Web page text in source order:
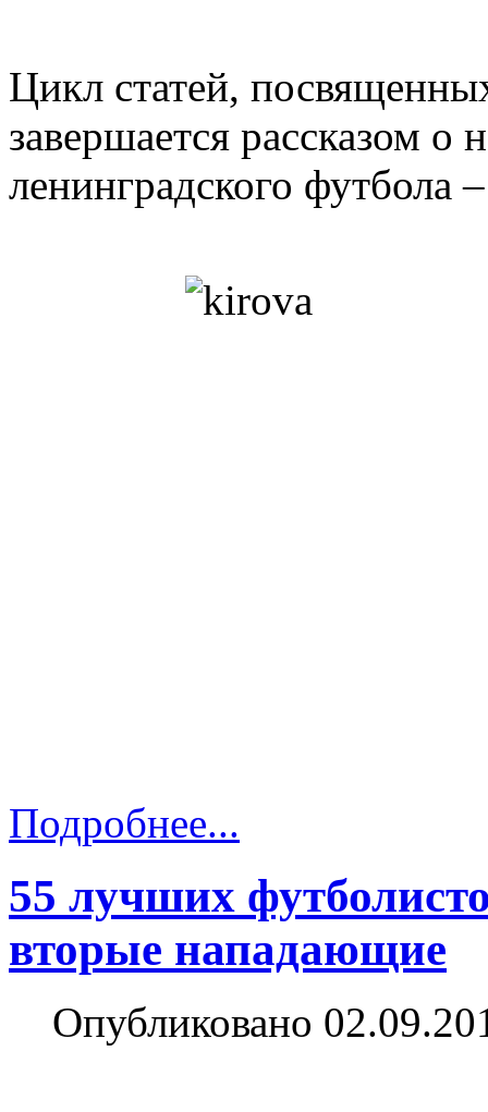
Цикл статей,
завершается рассказом о
ленинградского футбола
Подробнее...
55 лучших
вторые нападающие
Опубликовано